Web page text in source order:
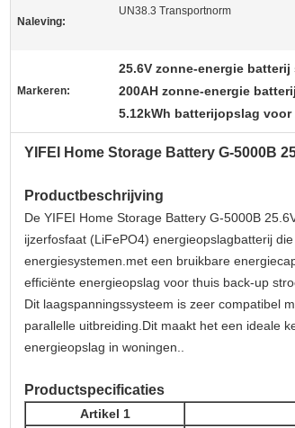
Naleving:
UN38.3 Transportnorm
Markeren:
25.6V zonne-energie
200AH zonne-energie
5.12kWh batterijopslag
YIFEI Home Storage Battery G-5000B
Productbeschrijving
De YIFEI Home Storage Battery G-5000B
ijzerfosfaat (LiFePO4) energieopslagbatterij
energiesystemen.met een bruikbare
efficiënte energieopslag voor thuis back-up
Dit laagspanningssysteem is zeer compatibel
parallelle uitbreiding.Dit maakt het een ideale
energieopslag in woningen..
Productspecificaties
Artikel 1